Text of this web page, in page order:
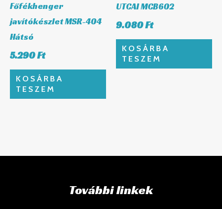
Főfékhenger
javítókészlet MSR-404
Hátsó
5.290Ft
KOSÁRBA
TESZEM
UTCAI MCB602
9.080Ft
KOSÁRBA
TESZEM
További linkek